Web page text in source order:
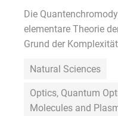
Die
elementare Theorie
Grund der
Natural Sciences
Optics, Quantum
Molecules and